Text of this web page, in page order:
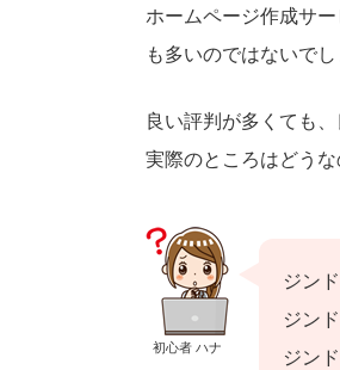
ホームページ作成サ
も多いのではないでし
良い評判が多くても
実際のところはどうな
初心者 ハナ
ジン
ジン
ジン